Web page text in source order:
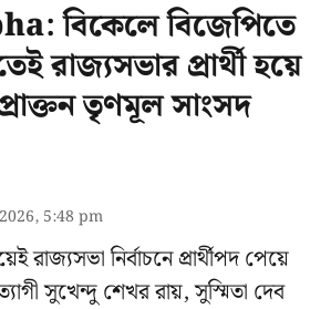
বিকেলে বিজেপিতে
রাজ্যসভার প্রার্থী হয়ে
তৃণমূল সাংসদ
5:48 pm
রাজ্যসভা নির্বাচনে প্রার্থীপদ পেয়ে
সুখেন্দু শেখর রায়, সুস্মিতা দেব